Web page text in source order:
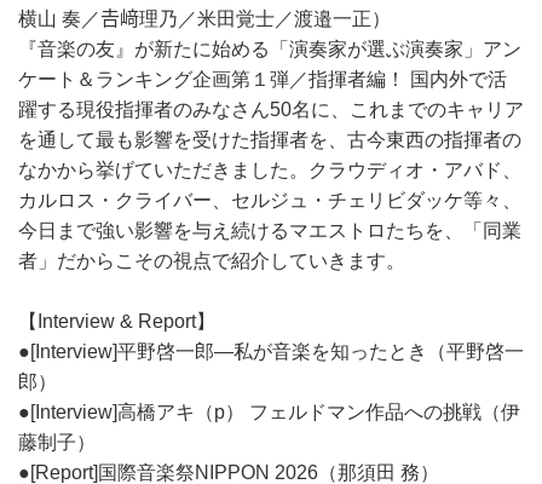
横山 奏／𠮷﨑理乃／米田覚士／渡邉一正）
『音楽の友』が新たに始める「演奏家が選ぶ演奏家」アン
ケート＆ランキング企画第１弾／指揮者編！ 国内外で活
躍する現役指揮者のみなさん50名に、これまでのキャリア
を通して最も影響を受けた指揮者を、古今東西の指揮者の
なかから挙げていただきました。クラウディオ・アバド、
カルロス・クライバー、セルジュ・チェリビダッケ等々、
今日まで強い影響を与え続けるマエストロたちを、「同業
者」だからこその視点で紹介していきます。
【Interview & Report】
●[Interview]平野啓一郎―私が音楽を知ったとき（平野啓一
郎）
●[Interview]高橋アキ（p） フェルドマン作品への挑戦（伊
藤制子）
●[Report]国際音楽祭NIPPON 2026（那須田 務）